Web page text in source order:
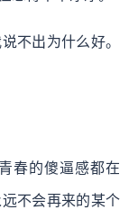
不出为什么好。
春的傻逼感都在
不会再来的某个